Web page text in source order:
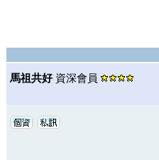
馬祖共好 資深會員